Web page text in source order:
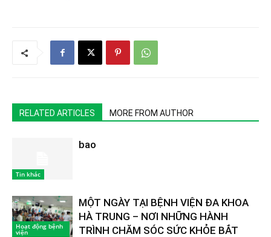
RELATED ARTICLES MORE FROM AUTHOR
Tin khác
bao
Hoạt động bệnh
viện
MỘT NGÀY TẠI BỆNH VIỆN ĐA KHOA
HÀ TRUNG – NƠI NHỮNG HÀNH
TRÌNH CHĂM SÓC SỨC KHỎE BẮT